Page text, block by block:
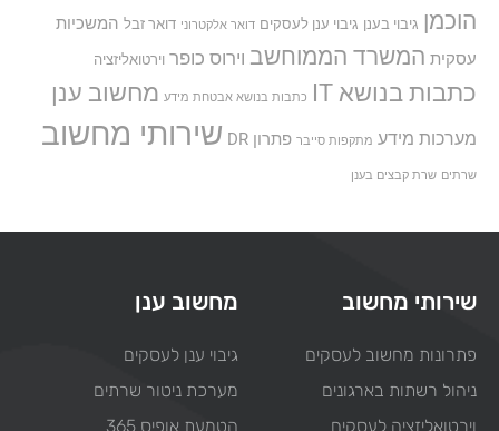
הוכמן גיבוי בענן גיבוי ענן לעסקים דואר אלקטרוני דואר זבל המשכיות
עסקית המשרד הממוחשב וירוס כופר וירטואליזציה
כתבות בנושא IT כתבות בנושא אבטחת מידע מחשוב ענן
מערכות מידע מתקפות סייבר פתרון DR שירותי מחשוב
שרתים שרת קבצים בענן
שירותי מחשוב
פתרונות מחשוב לעסקים
ניהול רשתות בארגונים
וירטואליזציה לעסקים
מחשוב ענן
גיבוי ענן לעסקים
מערכת ניטור שרתים
הטמעת אופיס 365